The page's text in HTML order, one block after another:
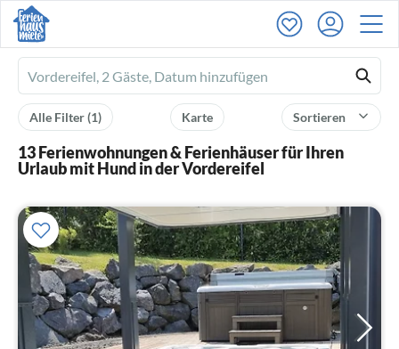
Ferienhausmiete
logo
Sortieren
Karte
Alle Filter(1)
13 Ferienwohnungen & Ferienhäuser für Ihren
Urlaub mit Hund in der Vordereifel